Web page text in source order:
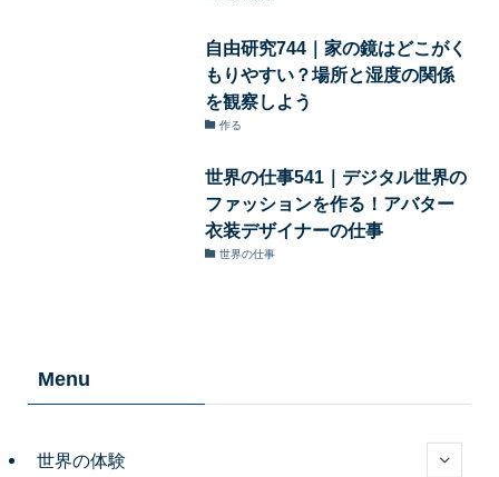
自由研究744｜家の鏡はどこがく
もりやすい？場所と湿度の関係
を観察しよう
作る
世界の仕事541｜デジタル世界の
ファッションを作る！アバター
衣装デザイナーの仕事
世界の仕事
Menu
世界の体験